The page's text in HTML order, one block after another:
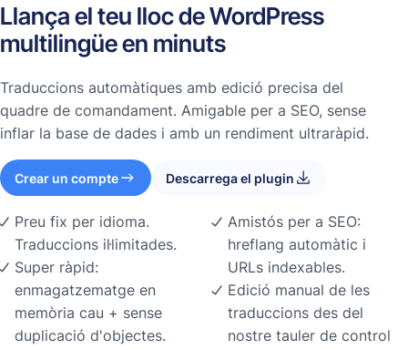
Llança el teu lloc de WordPress
multilingüe en minuts
Traduccions automàtiques amb edició precisa del
quadre de comandament. Amigable per a SEO, sense
inflar la base de dades i amb un rendiment ultraràpid.
Crear un compte Descarrega el plugin
Preu fix per idioma.
Traduccions il·limitades.
Super ràpid:
enmagatzematge en
memòria cau + sense
duplicació d'objectes.
Amistós per a SEO:
hreflang automàtic i
URLs indexables.
Edició manual de les
traduccions des del
nostre tauler de control